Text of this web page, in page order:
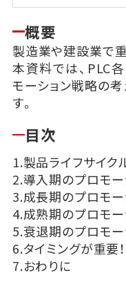
概要
製造業や建設業で
本資料では、PLC
モーション戦略の
す。
目次
1.製品ライフサイク
2.導入期のプロモ
3.成長期のプロモ
4.成熟期のプロモ
5.衰退期のプロモ
6.タイミングが重要！
7.おわりに